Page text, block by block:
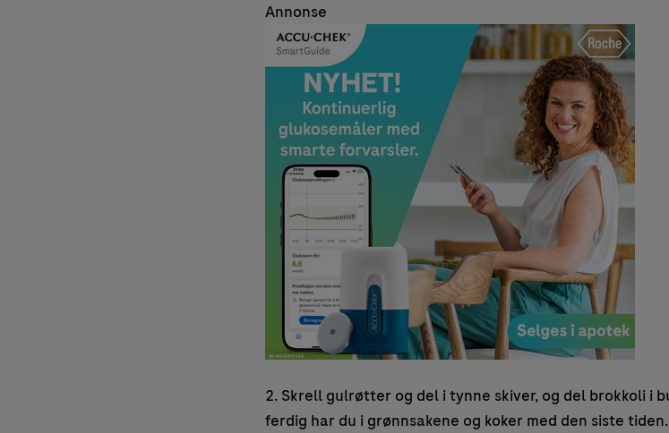
Annonse
2. Skrell gulrøtter og del i tynne skiver, og del brokkoli i
ferdig har du i grønnsakene og koker med den siste